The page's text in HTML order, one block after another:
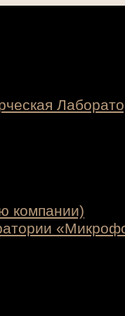
компании)